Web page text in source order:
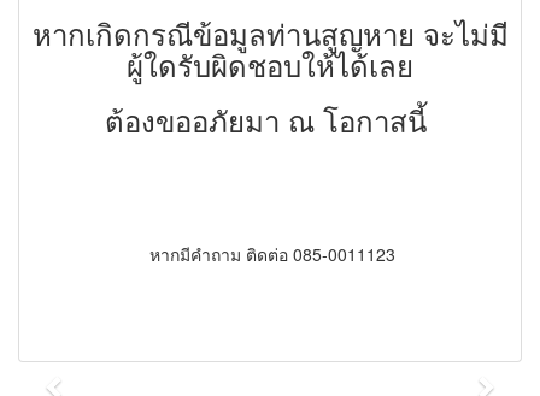
หากเกิดกรณีข้อมูลท่านสูญหาย จะไม่มี
ผู้ใดรับผิดชอบให้ได้เลย
ต้องขออภัยมา ณ โอกาสนี้
หากมีคำถาม ติดต่อ 085-0011123